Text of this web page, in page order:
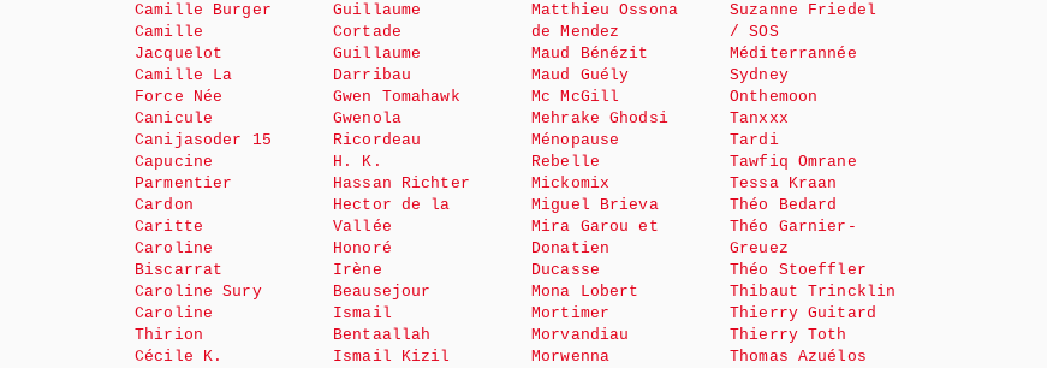
Camille Burger
Camille
Jacquelot
Camille La
Force Née
Canicule
Canijasoder 15
Capucine
Parmentier
Cardon
Caritte
Caroline
Biscarrat
Caroline Sury
Caroline
Thirion
Cécile K.
Guillaume
Cortade
Guillaume
Darribau
Gwen Tomahawk
Gwenola
Ricordeau
H. K.
Hassan Richter
Hector de la
Vallée
Honoré
Irène
Beausejour
Ismail
Bentaallah
Ismail Kizil
Matthieu Ossona
de Mendez
Maud Bénézit
Maud Guély
Mc McGill
Mehrake Ghodsi
Ménopause
Rebelle
Mickomix
Miguel Brieva
Mira Garou et
Donatien
Ducasse
Mona Lobert
Mortimer
Morvandiau
Morwenna
Suzanne Friedel
/ SOS
Méditerrannée
Sydney
Onthemoon
Tanxxx
Tardi
Tawfiq Omrane
Tessa Kraan
Théo Bedard
Théo Garnier-
Greuez
Théo Stoeffler
Thibaut Trincklin
Thierry Guitard
Thierry Toth
Thomas Azuélos